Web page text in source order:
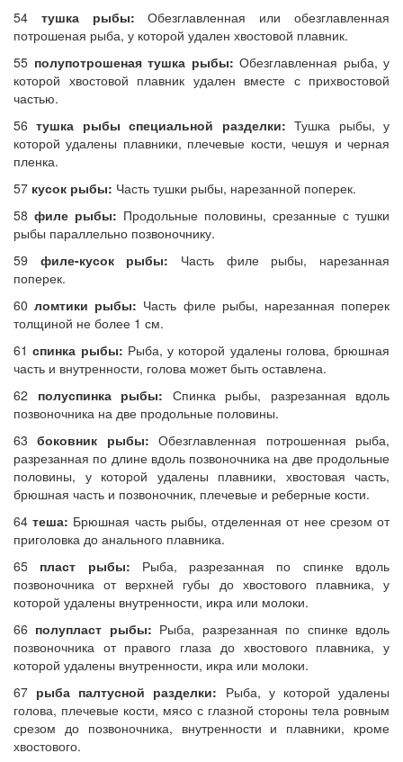
54 тушка рыбы: Обезглавленная или обезглавленная
потрошеная рыба, у которой удален хвостовой плавник.
55 полупотрошеная тушка рыбы: Обезглавленная рыба, у
которой хвостовой плавник удален вместе с прихвостовой
частью.
56тушка рыбы специальной разделки: Тушка рыбы, у
которой удалены плавники, плечевые кости, чешуя и черная
пленка.
57 кусок рыбы: Часть тушки рыбы, нарезанной поперек.
58 филе рыбы: Продольные половины, срезанные с тушки
рыбы параллельно позвоночнику.
59 филе-кусок рыбы: Часть филе рыбы, нарезанная
поперек.
60ломтики рыбы: Часть филе рыбы, нарезанная поперек
толщиной не более 1 см.
61спинка рыбы: Рыба, у которой удалены голова, брюшная
часть и внутренности, голова может быть оставлена.
62 полуспинка рыбы: Спинка рыбы, разрезанная вдоль
позвоночника на две продольные половины.
63боковник рыбы: Обезглавленная потрошенная рыба,
разрезанная по длине вдоль позвоночника на две продольные
половины, у которой удалены плавники, хвостовая часть,
брюшная часть и позвоночник, плечевые и реберные кости.
64теша: Брюшная часть рыбы, отделенная от нее срезом от
приголовка до анального плавника.
65 пласт рыбы: Рыба, разрезанная по спинке вдоль
позвоночника от верхней губы до хвостового плавника, у
которой удалены внутренности, икра или молоки.
66 полупласт рыбы: Рыба, разрезанная по спинке вдоль
позвоночника от правого глаза до хвостового плавника, у
которой удалены внутренности, икра или молоки.
67 рыба палтусной разделки: Рыба, у которой удалены
голова, плечевые кости, мясо с глазной стороны тела ровным
срезом до позвоночника, внутренности и плавники, кроме
хвостового.